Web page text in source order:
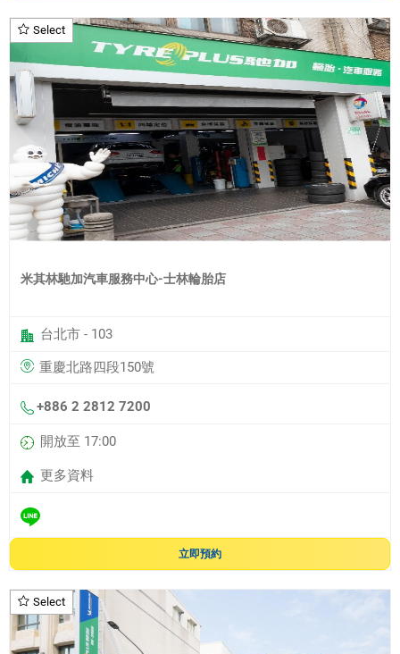
Select
米其林馳加汽車服務中心-士林輪胎店
台北市 - 103
重慶北路四段150號
+886 2 2812 7200
開放至 17:00
更多資料
立即預約
Select